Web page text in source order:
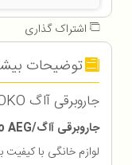
اشتراک گذاری
توضیحات
جاروبرقی آاگ VX82-1-OKO
جاروبرقی آاگ/vx82-1-oko AEG
لوازم خانگی با کیفیت